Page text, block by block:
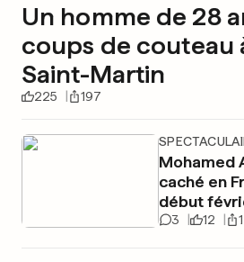
Un homme de 28
coups de couteau
Saint-Martin
225 197
Mohamed
caché en
début
3 12 1